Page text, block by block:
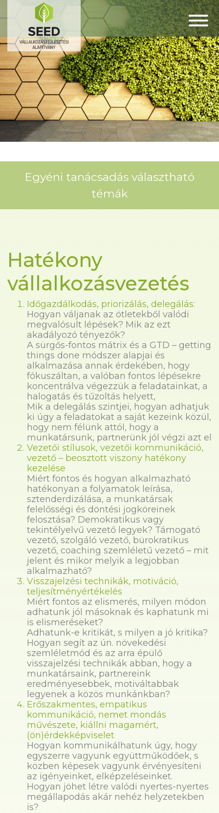
Egyéni tanácsadás választható
témák
Hatékony
vállalkozásvezetés
Időgazdálkodás, priorizálás, delegálás:
Hogyan váljanak az ötletekből valódi
megvalósult lépések? Mik az ezt
akadályozó tényezők?
A sürgős-fontos mátrix és a GTD – getting
things done módszer alapjai és
alkalmazása annak érdekében, hogy
fókuszáltan, a valóban fontos lépésekre
koncentrálva végezzük a feladatainkat, a
halogatás és tűzoltás helyett,
Mik a delegálás szintjei, hogyan adhatjuk
ki úgy a feladatokat a saját kezeink közül,
hogy nem félünk attól, hogy a
munkatársunk, partnerünk jól végzi azt el
Vezetői stílusok, vezetői kommunikáció,
vezető – beosztott viszony hatékony
kezelése
Miért fontos és hogyan alkalmazható
hatékonyan a folyamatok leírása,
sztenderdizálása, a munkatársak
felelősségi és döntési jogköreinek
felosztása? Demokratikus vagy
tekintélyelvű vezető legyek? Támogató
vezető, szolgáló vezető, bürokratikus
vezető, coaching szemléletű vezető – mit
jelent és mikor melyik a legjobban
alkalmazható?
Visszajelzési technikák, motiváció,
teljesítményértékelés
Miért fontos az elismerés, milyen módon
adhatunk jól másoknak és kaphatunk mi
is elismeréseket?
Adhatunk-e kritikát, s milyen a jó kritika?
Hogyan segít az ún. növekedési
szemléletmód és az arra épülő
visszajelzési technikák abban, hogy a
munkatársaink, partnereink
eredményesebbek, motiváltabbak
legyenek a közös munkánkban?
Erőszakmentes, empatikus
kommunikáció, nemet mondás
művészete, kiállni magamért,
(ön)érdekképviselet
Hogyan kommunikálhatunk úgy, hogy
egyszerre vagyunk együttműködőek, s
közben képesek vagyunk érvényesíteni
az igényeinket, elképzeléseinket.
Hogyan jöhet létre valódi nyertes-nyertes
megállapodás akár nehéz helyzetekben
is?